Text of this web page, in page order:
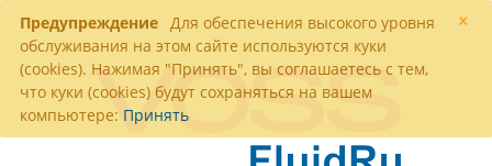
×
Предупреждение Для обеспечения высокого уровня
обслуживания на этом сайте используются куки
(cookies). Нажимая "Принять", вы соглашаетесь с тем,
что куки (cookies) будут сохраняться на вашем
компьютере: Принять